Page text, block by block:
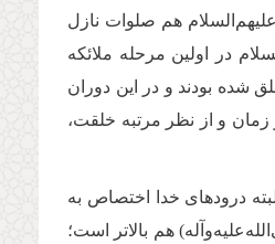
هم صلوات نازل
در اولین مرحله ملائکه
شده بودند و در این دوران
و از نظر مرتبه خلقت،
درودهای خدا اختصاص به
هم بالاتر است؛